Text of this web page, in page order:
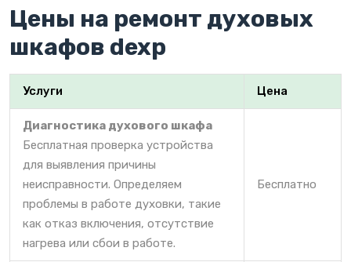
Цены на ремонт духовых
шкафов dexp
Услуги Цена
Диагностика духового шкафа
Бесплатная проверка устройства
для выявления причины
неисправности. Определяем
проблемы в работе духовки, такие
как отказ включения, отсутствие
нагрева или сбои в работе.
Бесплатно